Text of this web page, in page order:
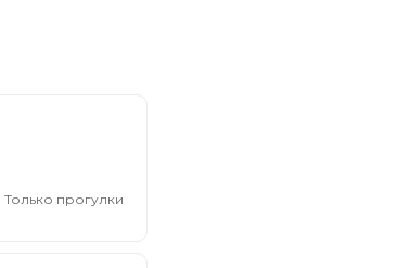
прогулки